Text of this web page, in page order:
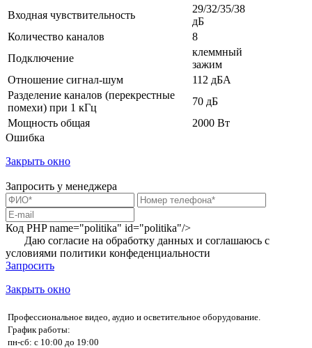
Входная чувствительность
29/32/35/38
дБ
Количество каналов
8
Подключение
клеммный
зажим
Отношение сигнал-шум
112 дБА
Разделение каналов (перекрестные
помехи) при 1 кГц
70 дБ
Мощность общая
2000 Вт
Ошибка
Закрыть окно
Запросить у менеджера
Код PHPname="politika" id="politika"/>
Даю согласие на обработку данных и соглашаюсь с
условиями политики конфеденциальности
Запросить
Закрыть окно
Профессиональное видео, аудио и осветительное оборудование.
График работы:
пн-сб: с 10:00 до 19:00